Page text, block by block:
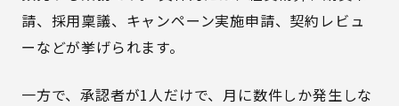
請、採用稟議、キャンペーン実施申請、契約レビュ
ーなどが挙げられます。
一方で、承認者が1人だけで、月に数件しか発生しな